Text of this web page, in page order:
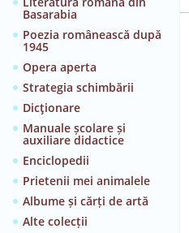
Basarabia
Poezia românească după
1945
Opera aperta
Strategia schimbării
Dicţionare
Manuale școlare și
auxiliare didactice
Enciclopedii
Prietenii mei animalele
Albume și cărți de artă
Alte colecții